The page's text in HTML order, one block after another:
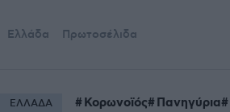
Ελλάδα Πρωτοσέλιδα
ΕΛΛΑΔΑ Κορωνοϊός Πανηγύρια